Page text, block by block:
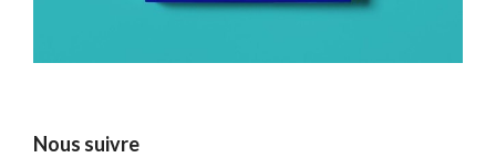
Nous suivre